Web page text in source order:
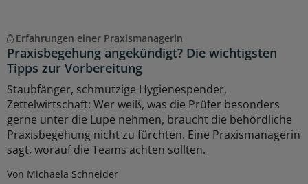
Erfahrungen einer Praxismanagerin
Praxisbegehung angekündigt? Die wichtigsten
Tipps zur Vorbereitung
Staubfänger, schmutzige Hygienespender,
Zettelwirtschaft: Wer weiß, was die Prüfer besonders
gerne unter die Lupe nehmen, braucht die behördliche
Praxisbegehung nicht zu fürchten. Eine Praxismanagerin
sagt, worauf die Teams achten sollten.
Von Michaela Schneider